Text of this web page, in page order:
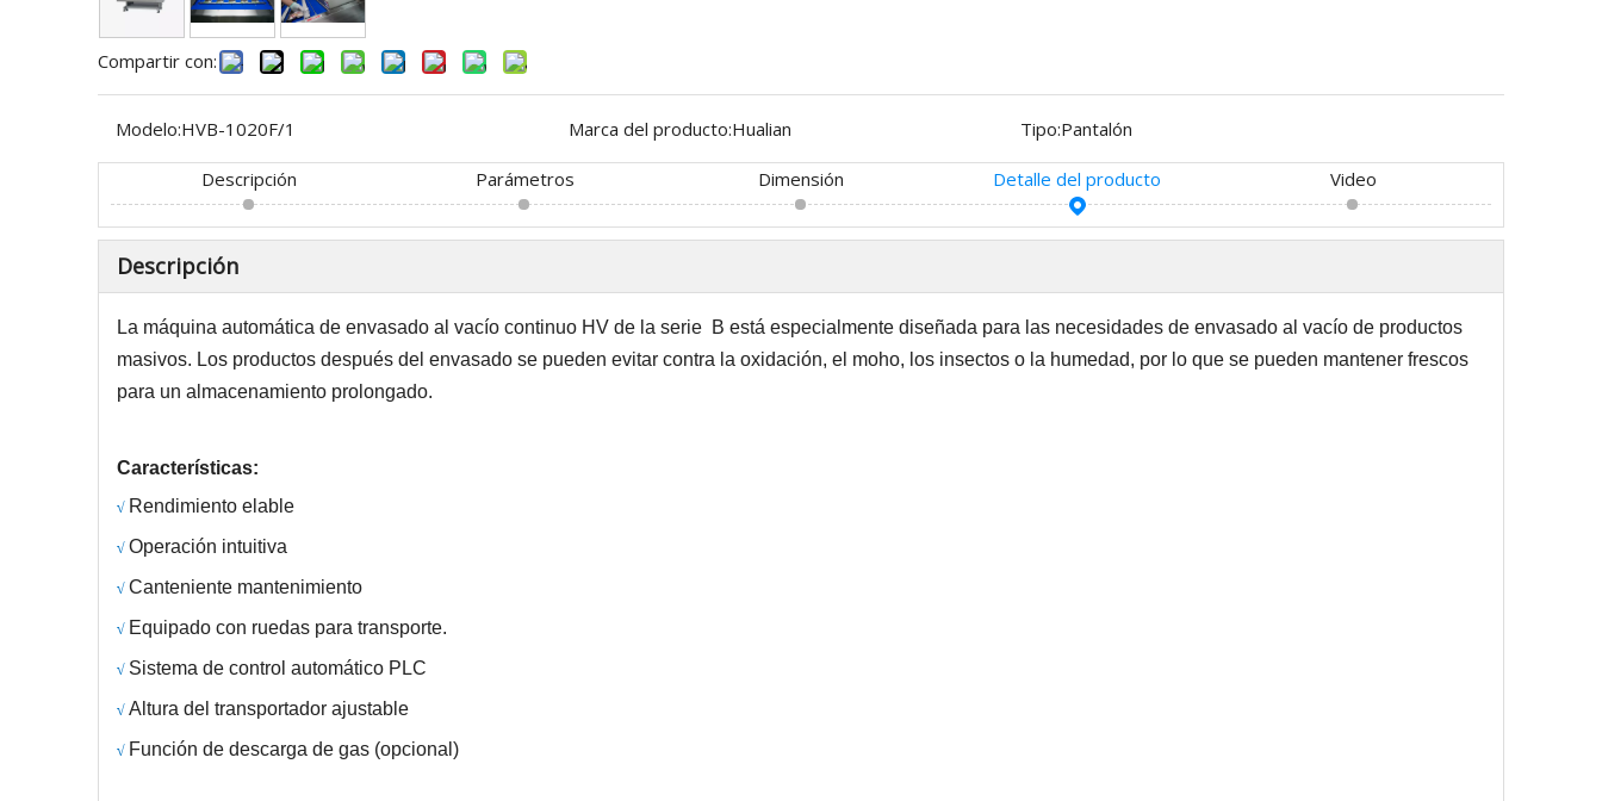
Compartir con:
Modelo:HVB-1020F/1 Marca del producto:Hualian Tipo:Pantalón
Descripción Parámetros Dimensión Detalle del producto Video
Descripción
La máquina automática de envasado al vacío continuo HV de la serie B está especialmente diseñada para las necesidades de envasado al vacío de productos
masivos. Los productos después del envasado se pueden evitar contra la oxidación, el moho, los insectos o la humedad, por lo que se pueden mantener frescos
para un almacenamiento prolongado.
Características:
√ Rendimiento elable
√ Operación intuitiva
√ Canteniente mantenimiento
√ Equipado con ruedas para transporte.
√ Sistema de control automático PLC
√ Altura del transportador ajustable
√ Función de descarga de gas (opcional)